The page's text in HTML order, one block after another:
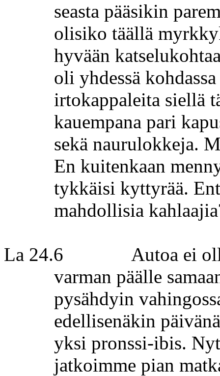
seasta pääsikin
olisiko täällä
hyvään
oli yhdessä
irtokappaleita siellä
kauempana pari
sekä naurulokkeja.
En kuitenkaan
tykkäisi kyttyrää.
mahdollisia
La 24.6
Autoa ei
varman päälle
pysähdyin
edellisenäkin
yksipronssi-ibis.
jatkoimme pian